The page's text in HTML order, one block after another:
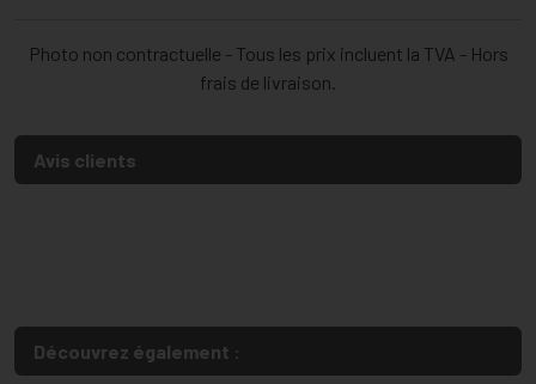
Photo non contractuelle - Tous les prix incluent la TVA - Hors
frais de livraison.
Avis clients
Découvrez également :